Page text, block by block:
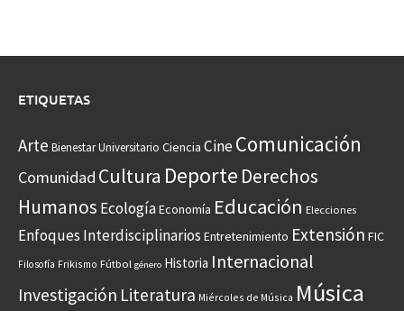
ETIQUETAS
Arte Bienestar Universitario Ciencia CineComunicación
Comunidad Cultura Deporte Derechos
Humanos EcologíaEconomía Educación Elecciones
Enfoques Interdisciplinarios Entretenimiento Extensión FIC
Filosofía Frikismo Fútbol género Historia Internacional
Investigación Literatura Miércoles de Música Música